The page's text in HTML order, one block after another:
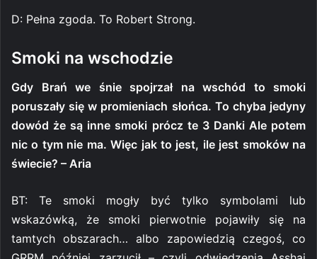
D: Pełna zgoda. To Robert Strong.
Smoki na wschodzie
Gdy Brań we śnie spojrzał na wschód to smoki
poruszały się w promieniach słońca. To chyba jedyny
dowód że są inne smoki prócz te 3 Danki Ale potem
nic o tym nie ma. Więc jak to jest, ile jest smoków na
świecie? – Aria
BT: Te smoki mogły być tylko symbolami lub
wskazówką, że smoki pierwotnie pojawiły się na
tamtych obszarach… albo zapowiedzią czegoś, co